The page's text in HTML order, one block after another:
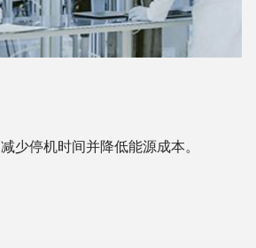
少停机时间并降低能源成本。